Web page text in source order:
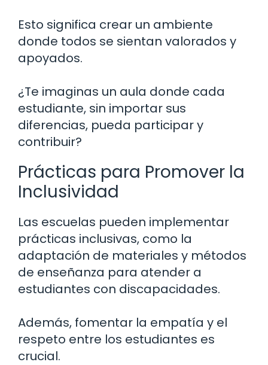
Esto significa crear un ambiente
donde todos se sientan valorados y
apoyados.
¿Te imaginas un aula donde cada
estudiante, sin importar sus
diferencias, pueda participar y
contribuir?
Prácticas para Promover la
Inclusividad
Las escuelas pueden implementar
prácticas inclusivas, como la
adaptación de materiales y métodos
de enseñanza para atender a
estudiantes con discapacidades.
Además, fomentar la empatía y el
respeto entre los estudiantes es
crucial.